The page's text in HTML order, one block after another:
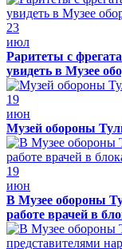
23
июл
Раритеты с
увидеть в Музее
19
июн
Музей обороны
19
июн
В Музее обороны
работе врачей в